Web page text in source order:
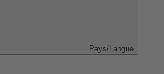
Pays/Langue